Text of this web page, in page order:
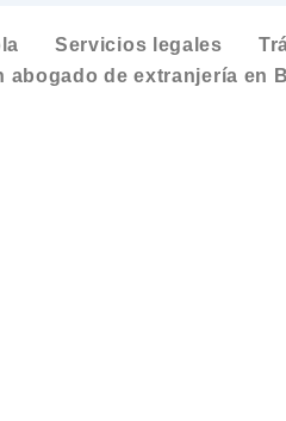
Servicios legales
abogado de extranjería en